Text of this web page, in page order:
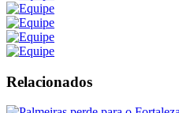
Relacionados